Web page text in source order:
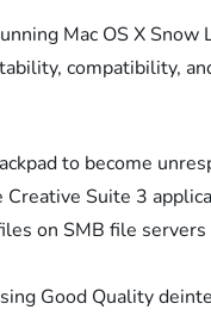
Mac OS X Snow
compatibility,
to become
Suite 3
on SMB file servers
Good Quality